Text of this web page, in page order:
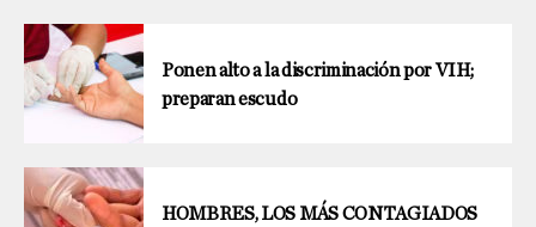
Ponen alto a la discriminación por VIH;
preparan escudo
HOMBRES, LOS MÁS CONTAGIADOS